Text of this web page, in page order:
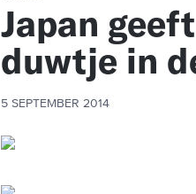
Japan
duwtje in
5 SEPTEMBER 2014